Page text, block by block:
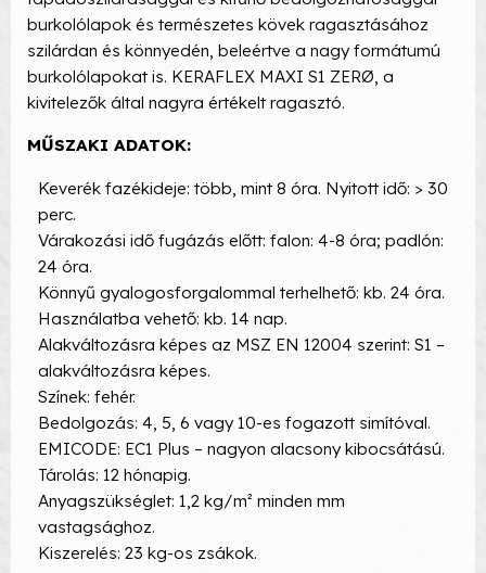
burkolólapok és természetes kövek ragasztásához
szilárdan és könnyedén, beleértve a nagy formátumú
burkolólapokat is. KERAFLEX MAXI S1 ZERØ, a
kivitelezők által nagyra értékelt ragasztó.
MŰSZAKI ADATOK:
Keverék fazékideje: több, mint 8 óra. Nyitott idő: > 30
perc.
Várakozási idő fugázás előtt: falon: 4-8 óra; padlón:
24 óra.
Könnyű gyalogosforgalommal terhelhető: kb. 24 óra.
Használatba vehető: kb. 14 nap.
Alakváltozásra képes az MSZ EN 12004 szerint: S1 –
alakváltozásra képes.
Színek: fehér.
Bedolgozás: 4, 5, 6 vagy 10-es fogazott simítóval.
EMICODE: EC1 Plus – nagyon alacsony kibocsátású.
Tárolás: 12 hónapig.
Anyagszükséglet: 1,2 kg/m² minden mm
vastagsághoz.
Kiszerelés: 23 kg-os zsákok.